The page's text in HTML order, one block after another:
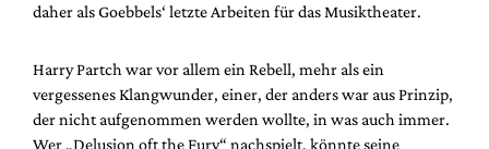
daher als Goebbels‘ letzte Arbeiten für das Musiktheater.
Harry Partch war vor allem ein Rebell, mehr als ein
vergessenes Klangwunder, einer, der anders war aus Prinzip,
der nicht aufgenommen werden wollte, in was auch immer.
Wer „Delusion oft the Fury“ nachspielt, könnte seine